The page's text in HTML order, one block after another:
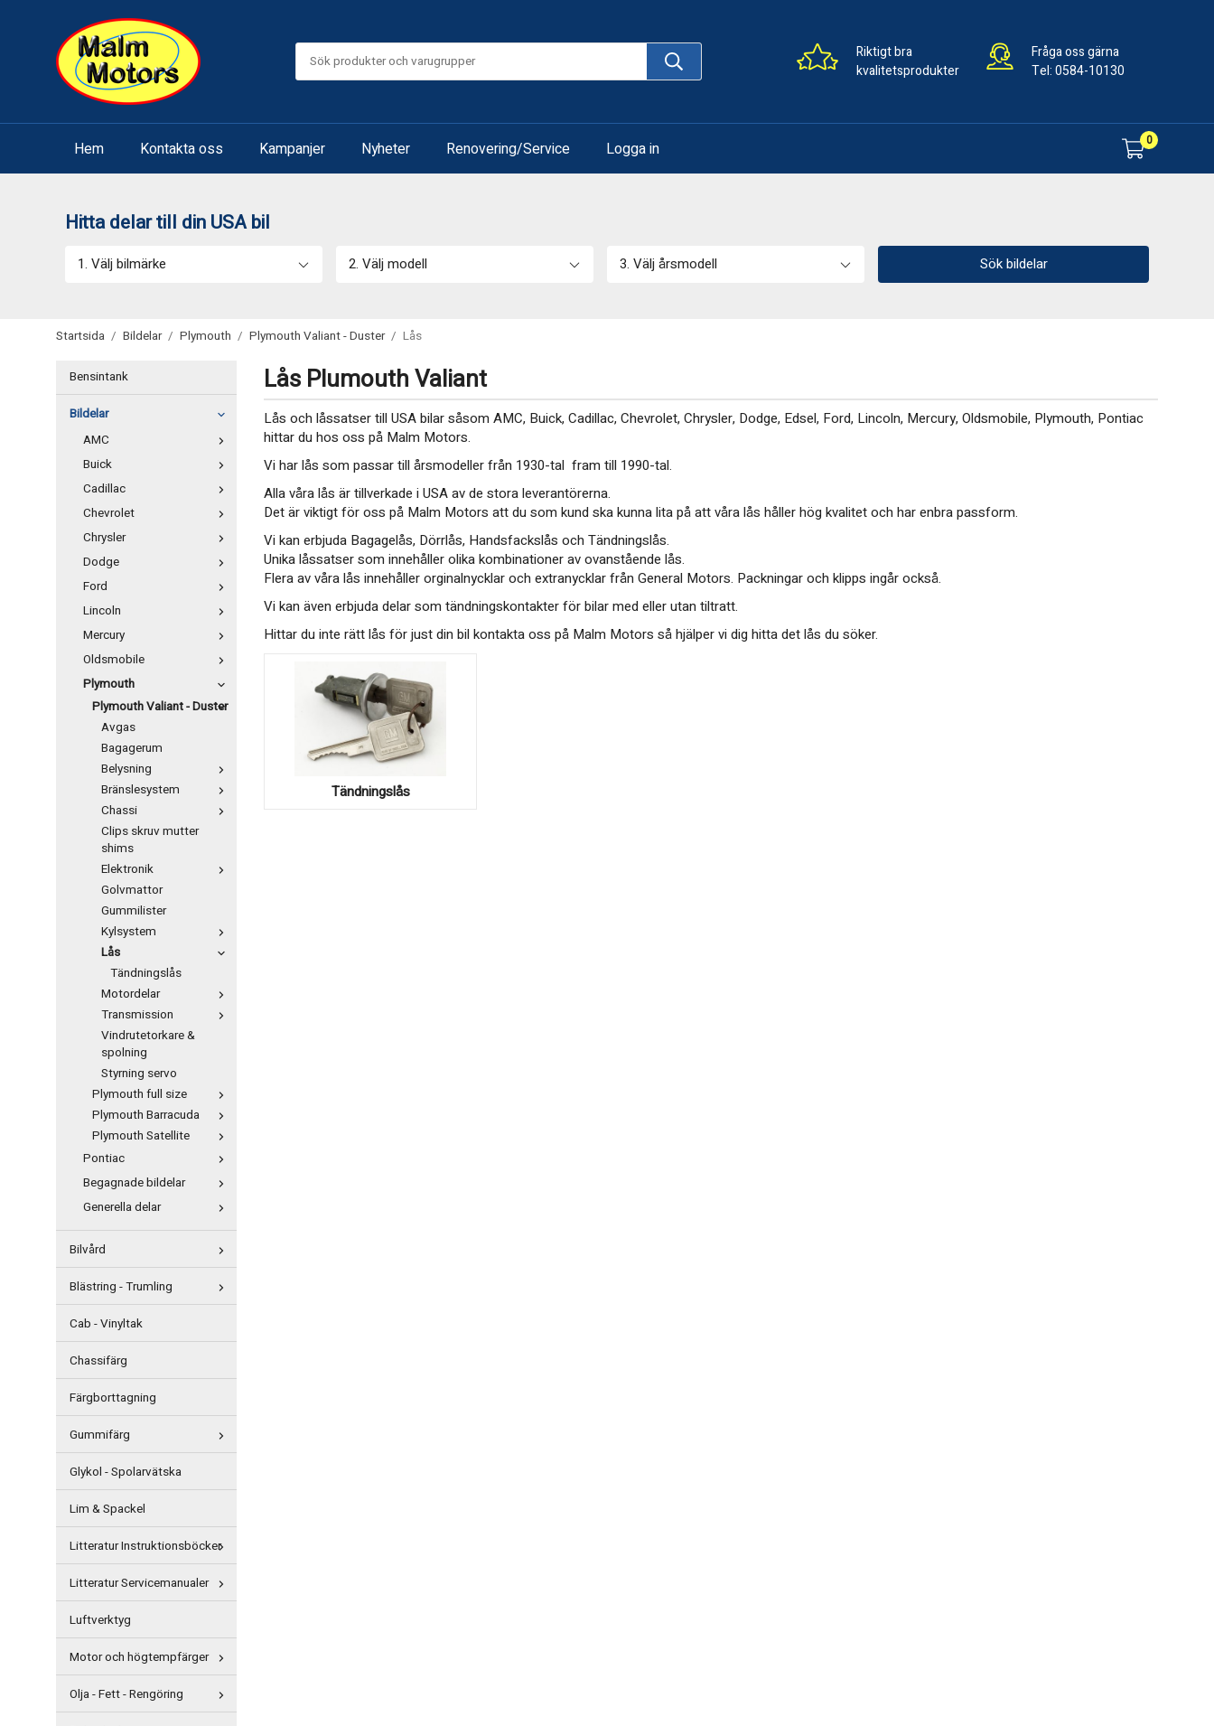
Riktigt bra
kvalitetsprodukter
Fråga oss gärna
Tel:0584-10130
Hem Kontakta oss Kampanjer Nyheter Renovering/Service Logga in 0
Hitta delar till din USA bil
1. Välj bilmärke 2. Välj modell 3. Välj årsmodell Sök bildelar
Startsida / Bildelar / Plymouth / Plymouth Valiant - Duster / Lås
Bensintank
Bildelar
AMC
Buick
Cadillac
Chevrolet
Chrysler
Dodge
Ford
Lincoln
Mercury
Oldsmobile
Plymouth
Plymouth Valiant - Duster
Avgas
Bagagerum
Belysning
Bränslesystem
Chassi
Clips skruv mutter
shims
Elektronik
Golvmattor
Gummilister
Kylsystem
Lås
Tändningslås
Motordelar
Transmission
Vindrutetorkare &
spolning
Styrning servo
Plymouth full size
Plymouth Barracuda
Plymouth Satellite
Pontiac
Begagnade bildelar
Generella delar
Bilvård
Blästring - Trumling
Cab - Vinyltak
Chassifärg
Färgborttagning
Gummifärg
Glykol - Spolarvätska
Lim & Spackel
Litteratur Instruktionsböcker
Litteratur Servicemanualer
Luftverktyg
Motor och högtempfärger
Olja - Fett - Rengöring
Lås Plumouth Valiant
Lås och låssatser till USA bilar såsom AMC, Buick, Cadillac, Chevrolet, Chrysler, Dodge, Edsel, Ford, Lincoln, Mercury, Oldsmobile, Plymouth, Pontiac
hittar du hos oss på Malm Motors.
Vi har lås som passar till årsmodeller från 1930-tal fram till 1990-tal.
Alla våra lås är tillverkade i USA av de stora leverantörerna.
Det är viktigt för oss på Malm Motors att du som kund ska kunna lita på att våra lås håller hög kvalitet och har enbra passform.
Vi kan erbjuda Bagagelås, Dörrlås, Handsfackslås och Tändningslås.
Unika låssatser som innehåller olika kombinationer av ovanstående lås.
Flera av våra lås innehåller orginalnycklar och extranycklar från General Motors. Packningar och klipps ingår också.
Vi kan även erbjuda delar som tändningskontakter för bilar med eller utan tiltratt.
Hittar du inte rätt lås för just din bil kontakta oss på Malm Motors så hjälper vi dig hitta det lås du söker.
Tändningslås